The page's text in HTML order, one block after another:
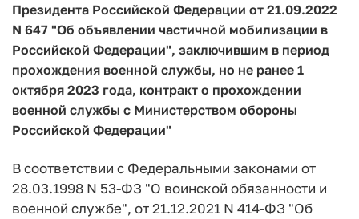
Президента Российской Федерации от 21.09.2022
N 647 "Об объявлении частичной мобилизации в
Российской Федерации", заключившим в период
прохождения военной службы, но не ранее 1
октября 2023 года, контракт о прохождении
военной службы с Министерством обороны
Российской Федерации"
В соответствии с Федеральными законами от
28.03.1998 N 53-ФЗ "О воинской обязанности и
военной службе", от 21.12.2021 N 414-ФЗ "Об